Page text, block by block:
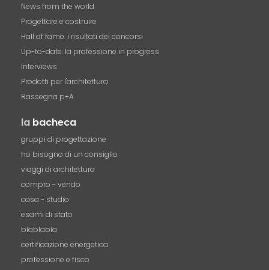
News from the world
Progettare e costruire
Hall of fame. i risultati dei concorsi
Up-to-date: la professione in progress
Interviews
Prodotti per l'architettura
Rassegna p+A
la bacheca
gruppi di progettazione
ho bisogno di un consiglio
viaggi di architettura
compro - vendo
casa - studio
esami di stato
blablabla
certificazione energetica
professione e fisco